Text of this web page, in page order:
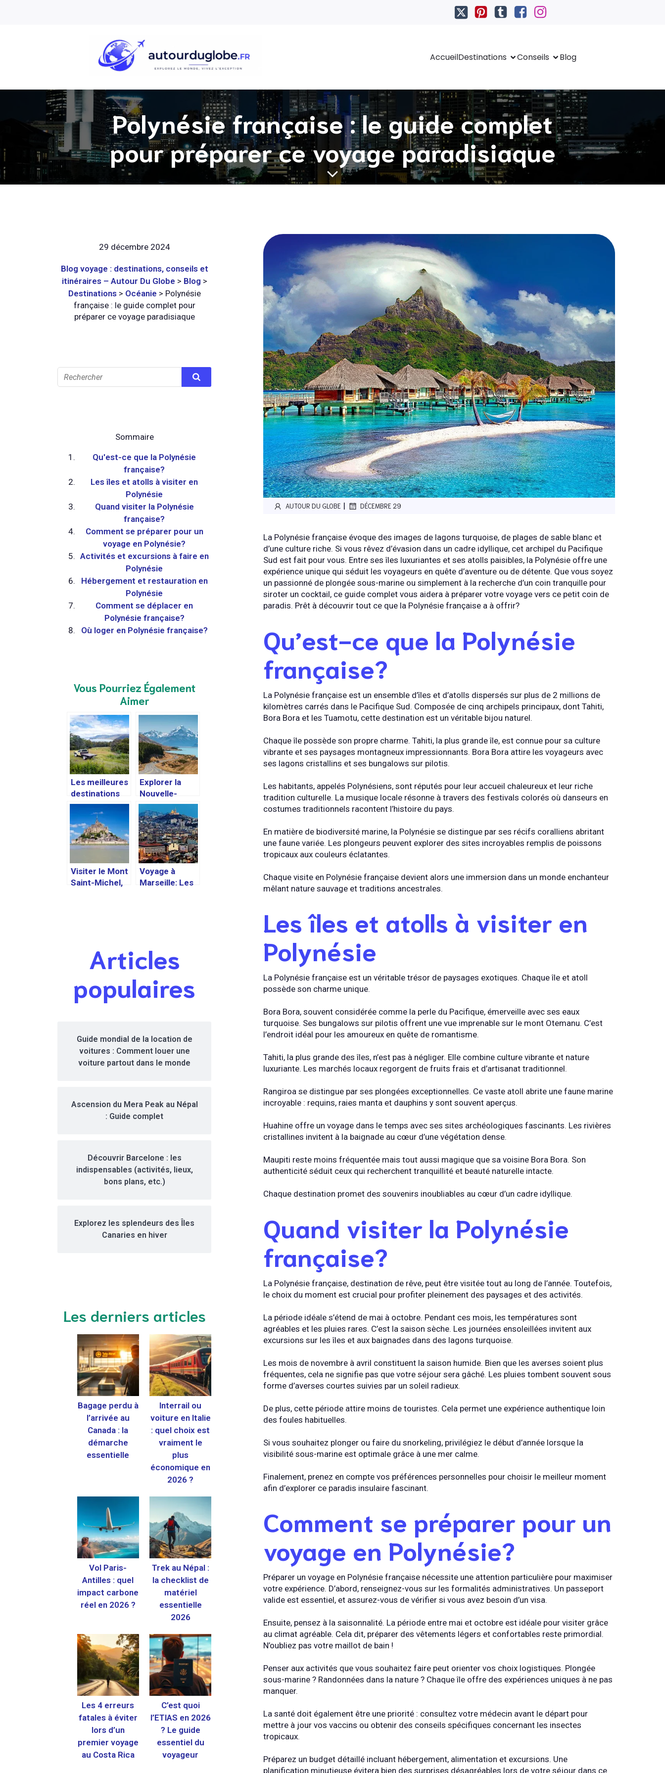
AccueilDestinations Conseils Blog
Polynésie française : le guide complet
pour préparer ce voyage paradisiaque
29 décembre 2024
Blog voyage : destinations, conseils et
itinéraires – Autour Du Globe > Blog >
Destinations> Océanie > Polynésie
française : le guide complet pour
préparer ce voyage paradisiaque
Sommaire
Qu'est-ce que la Polynésie
française?
Les îles et atolls à visiter en
Polynésie
Quand visiter la Polynésie
française?
Comment se préparer pour un
voyage en Polynésie?
Activités et excursions à faire en
Polynésie
Hébergement et restauration en
Polynésie
Comment se déplacer en
Polynésie française?
Où loger en Polynésie française?
Vous Pourriez Également
Aimer
Les meilleures
destinations
pour un road
trip en
Australie
Explorer la
Nouvelle-
Zélande en 2
semaines :
itinéraire
conseillé et
conseils
pratiques
Visiter le Mont
Saint-Michel,
Voyage à
Marseille: Les
Articles
populaires
Guide mondial de la location de
voitures : Comment louer une
voiture partout dans le monde
Ascension du Mera Peak au Népal
: Guide complet
Découvrir Barcelone : les
indispensables (activités, lieux,
bons plans, etc.)
Explorez les splendeurs des Îles
Canaries en hiver
Les derniers articles
Bagage perdu à
l’arrivée au
Canada : la
démarche
essentielle
Interrail ou
voiture en Italie
: quel choix est
vraiment le
plus
économique en
2026 ?
Vol Paris-
Antilles : quel
impact carbone
réel en 2026 ?
Trek au Népal :
la checklist de
matériel
essentielle
2026
Les 4 erreurs
fatales à éviter
lors d’un
premier voyage
au Costa Rica
C’est quoi
l’ETIAS en 2026
? Le guide
essentiel du
voyageur
AUTOUR DU GLOBE | DÉCEMBRE 29
La Polynésie française évoque des images de lagons turquoise, de plages de sable blanc et
d’une culture riche. Si vous rêvez d’évasion dans un cadre idyllique, cet archipel du Pacifique
Sud est fait pour vous. Entre ses îles luxuriantes et ses atolls paisibles, la Polynésie offre une
expérience unique qui séduit les voyageurs en quête d’aventure ou de détente. Que vous soyez
un passionné de plongée sous-marine ou simplement à la recherche d’un coin tranquille pour
siroter un cocktail, ce guide complet vous aidera à préparer votre voyage vers ce petit coin de
paradis. Prêt à découvrir tout ce que la Polynésie française a à offrir?
Qu’est-ce que la Polynésie
française?
La Polynésie française est un ensemble d’îles et d’atolls dispersés sur plus de 2 millions de
kilomètres carrés dans le Pacifique Sud. Composée de cinq archipels principaux, dont Tahiti,
Bora Bora et les Tuamotu, cette destination est un véritable bijou naturel.
Chaque île possède son propre charme. Tahiti, la plus grande île, est connue pour sa culture
vibrante et ses paysages montagneux impressionnants. Bora Bora attire les voyageurs avec
ses lagons cristallins et ses bungalows sur pilotis.
Les habitants, appelés Polynésiens, sont réputés pour leur accueil chaleureux et leur riche
tradition culturelle. La musique locale résonne à travers des festivals colorés où danseurs en
costumes traditionnels racontent l’histoire du pays.
En matière de biodiversité marine, la Polynésie se distingue par ses récifs coralliens abritant
une faune variée. Les plongeurs peuvent explorer des sites incroyables remplis de poissons
tropicaux aux couleurs éclatantes.
Chaque visite en Polynésie française devient alors une immersion dans un monde enchanteur
mêlant nature sauvage et traditions ancestrales.
Les îles et atolls à visiter en
Polynésie
La Polynésie française est un véritable trésor de paysages exotiques. Chaque île et atoll
possède son charme unique.
Bora Bora, souvent considérée comme la perle du Pacifique, émerveille avec ses eaux
turquoise. Ses bungalows sur pilotis offrent une vue imprenable sur le mont Otemanu. C’est
l’endroit idéal pour les amoureux en quête de romantisme.
Tahiti, la plus grande des îles, n’est pas à négliger. Elle combine culture vibrante et nature
luxuriante. Les marchés locaux regorgent de fruits frais et d’artisanat traditionnel.
Rangiroa se distingue par ses plongées exceptionnelles. Ce vaste atoll abrite une faune marine
incroyable : requins, raies manta et dauphins y sont souvent aperçus.
Huahine offre un voyage dans le temps avec ses sites archéologiques fascinants. Les rivières
cristallines invitent à la baignade au cœur d’une végétation dense.
Maupiti reste moins fréquentée mais tout aussi magique que sa voisine Bora Bora. Son
authenticité séduit ceux qui recherchent tranquillité et beauté naturelle intacte.
Chaque destination promet des souvenirs inoubliables au cœur d’un cadre idyllique.
Quand visiter la Polynésie
française?
La Polynésie française, destination de rêve, peut être visitée tout au long de l’année. Toutefois,
le choix du moment est crucial pour profiter pleinement des paysages et des activités.
La période idéale s’étend de mai à octobre. Pendant ces mois, les températures sont
agréables et les pluies rares. C’est la saison sèche. Les journées ensoleillées invitent aux
excursions sur les îles et aux baignades dans des lagons turquoise.
Les mois de novembre à avril constituent la saison humide. Bien que les averses soient plus
fréquentes, cela ne signifie pas que votre séjour sera gâché. Les pluies tombent souvent sous
forme d’averses courtes suivies par un soleil radieux.
De plus, cette période attire moins de touristes. Cela permet une expérience authentique loin
des foules habituelles.
Si vous souhaitez plonger ou faire du snorkeling, privilégiez le début d’année lorsque la
visibilité sous-marine est optimale grâce à une mer calme.
Finalement, prenez en compte vos préférences personnelles pour choisir le meilleur moment
afin d’explorer ce paradis insulaire fascinant.
Comment se préparer pour un
voyage en Polynésie?
Préparer un voyage en Polynésie française nécessite une attention particulière pour maximiser
votre expérience. D’abord, renseignez-vous sur les formalités administratives. Un passeport
valide est essentiel, et assurez-vous de vérifier si vous avez besoin d’un visa.
Ensuite, pensez à la saisonnalité. La période entre mai et octobre est idéale pour visiter grâce
au climat agréable. Cela dit, préparer des vêtements légers et confortables reste primordial.
N’oubliez pas votre maillot de bain !
Penser aux activités que vous souhaitez faire peut orienter vos choix logistiques. Plongée
sous-marine ? Randonnées dans la nature ? Chaque île offre des expériences uniques à ne pas
manquer.
La santé doit également être une priorité : consultez votre médecin avant le départ pour
mettre à jour vos vaccins ou obtenir des conseils spécifiques concernant les insectes
tropicaux.
Préparez un budget détaillé incluant hébergement, alimentation et excursions. Une
planification minutieuse évitera bien des surprises désagréables lors de votre séjour dans ce